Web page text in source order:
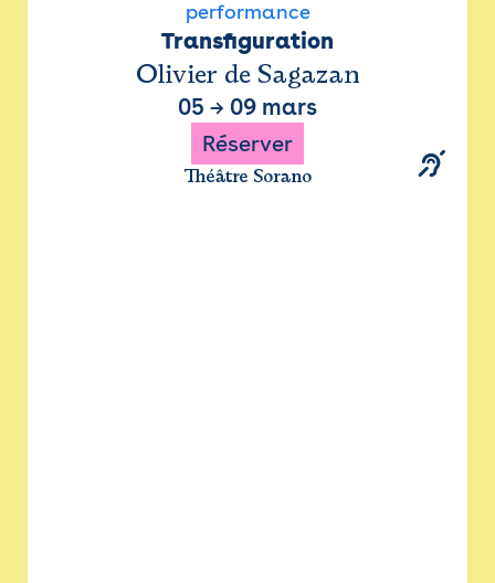
performance
Transfiguration
Olivier de Sagazan
05 → 09 mars
Réserver
Théâtre Sorano